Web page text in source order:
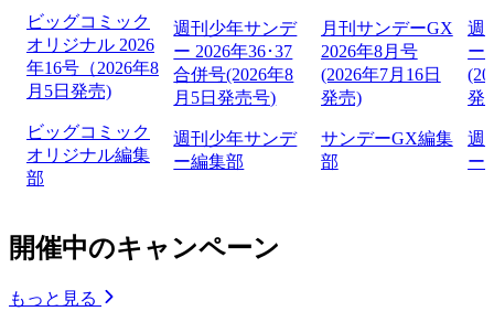
ビッグコミック
オリジナル 2026
年16号（2026年8
月5日発売)
ビッグコミック
オリジナル編集
部
週刊少年サンデ
ー 2026年36･37
合併号(2026年8
月5日発売号)
週刊少年サンデ
ー編集部
月刊サンデーGX
2026年8月号
(2026年7月16日
発売)
サンデーGX編集
部
週
ー
発
週
ー
開催中のキャンペーン
もっと見る